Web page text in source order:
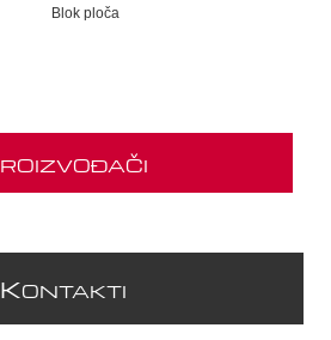
Blok ploča
ROIZVOĐAČI
KONTAKTI